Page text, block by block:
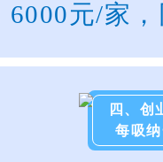
6000元/家
四、创
每吸